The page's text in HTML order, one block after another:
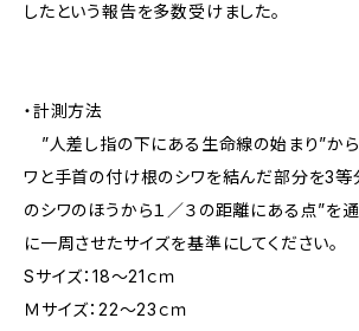
したという報告を多数受けました。
・計測方法
”人差し指の下にある生命線の始まり”か
ワと手首の付け根のシワを結んだ部分を3等
のシワのほうから１／３の距離にある点”を
に一周させたサイズを基準にしてください。
Sサイズ：18～21ｃｍ
Ｍサイズ：22～23ｃｍ